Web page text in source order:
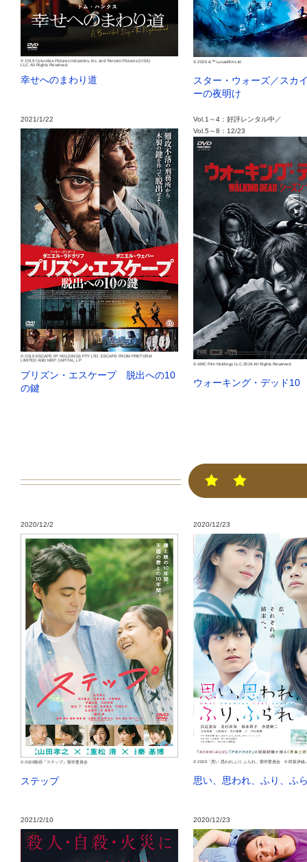
© 2019 Columbia Pictures Industries, Inc. and Tencent Pictures (USA)
LLC. All Rights Reserved.
幸せへのまわり道
© 2020 & TM Lucasfilm Ltd.
スター・ウォーズ／スカ
ーの夜明け
2021/1/22
© 2019 ESCAPE FP HOLDINGS PTY LTD, ESCAPE FROM PRETORIA
LIMITED AND MEP CAPITAL, LP
プリズン・エスケープ 脱出への10
の鍵
Vol.1～4：好評レンタル中／
Vol.5～8：12/23
© AMC Film Holdings LLC.2019.All Rights Reserved.
ウォーキング・デッド10
2020/12/2
© 2020映画『ステップ』製作委員会
ステップ
2020/12/23
© 2020「思い 思われ ふり ふられ」製作委員会 © 咲坂伊緒
思い、思われ、ふり、ふ
2021/2/10 2020/12/23